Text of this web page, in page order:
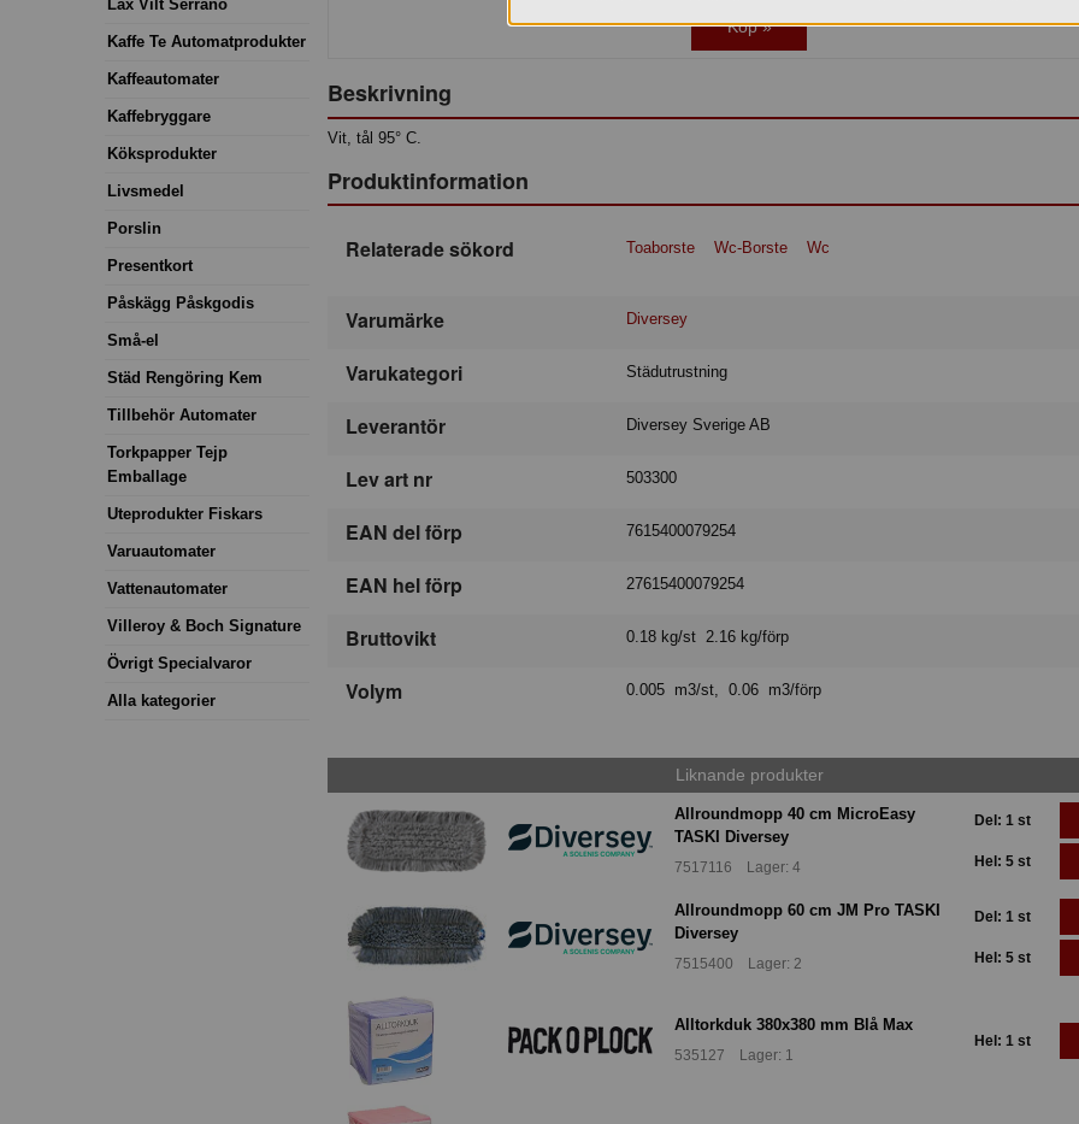
Lax Vilt Serrano
Kaffe Te Automatprodukter
Kaffeautomater
Kaffebryggare
Köksprodukter
Livsmedel
Porslin
Presentkort
Påskägg Påskgodis
Små-el
Städ Rengöring Kem
Tillbehör Automater
Torkpapper Tejp
Emballage
Uteprodukter Fiskars
Varuautomater
Vattenautomater
Villeroy & Boch Signature
Övrigt Specialvaror
Alla kategorier
Köp »
Beskrivning
Vit, tål 95° C.
Produktinformation
Relaterade sökord Toaborste Wc-Borste Wc
Varumärke Diversey
Varukategori Städutrustning
Leverantör Diversey Sverige AB
Lev art nr 503300
EAN del förp 7615400079254
EAN hel förp 27615400079254
Bruttovikt 0.18 kg/st 2.16 kg/förp
Volym 0.005 m3/st, 0.06 m3/förp
Liknande produkter
Allroundmopp 40 cm MicroEasy
TASKI Diversey
7517116 Lager: 4
Del: 1 st
Hel: 5 st
Allroundmopp 60 cm JM Pro TASKI
Diversey
7515400 Lager: 2
Del: 1 st
Hel: 5 st
Alltorkduk 380x380 mm Blå Max
535127 Lager: 1
Hel: 1 st